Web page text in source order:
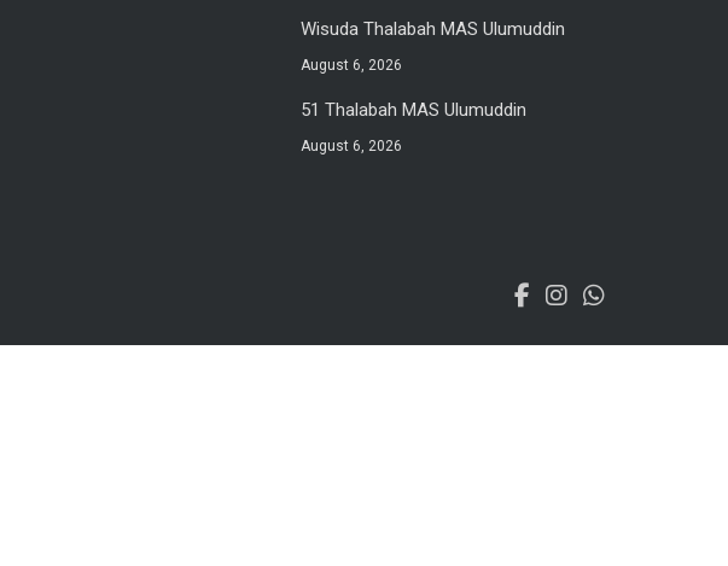
Wisuda Thalabah MAS Ulumuddin
August 6, 2026
51 Thalabah MAS Ulumuddin
August 6, 2026